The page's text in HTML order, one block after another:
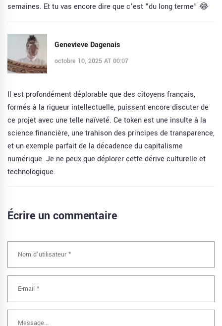
semaines. Et tu vas encore dire que c’est "du long terme" 😂
Genevieve Dagenais
octobre 10, 2025 AT 00:07
Il est profondément déplorable que des citoyens français,
formés à la rigueur intellectuelle, puissent encore discuter de
ce projet avec une telle naïveté. Ce token est une insulte à la
science financière, une trahison des principes de transparence,
et un exemple parfait de la décadence du capitalisme
numérique. Je ne peux que déplorer cette dérive culturelle et
technologique.
Écrire un commentaire